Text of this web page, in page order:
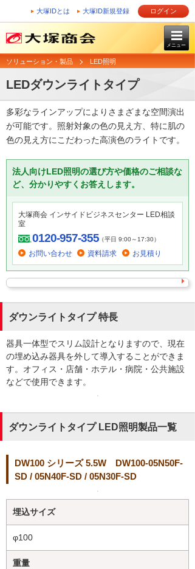
大塚IDとは 大塚ID新規登録 ログイン
メニュー
ソリューション・製品 LED照明
LEDダウンライトタイプ
多彩なラインアップによりさまざまな空間演出
が可能です。照射対象の色の見え方、特に肌の
色の見え方にこだわった高演色のライトです。
法人向けLED照明の選び方や価格のご相談な
ど、分かりやすくお答えします。
大塚商会 インサイドビジネスセンター LED相談
室
0120-957-355（平日 9:00～17:30）
お問い合わせ 資料請求 お見積り
ダウンライトタイプ 特長
器具一体型でスリム設計となりますので、現在
の埋め込み器具を外して導入することができま
す。オフィス・店舗・ホテル・病院・公共施設
などで使用できます。
ダウンライトタイプ LED照明製品一覧
DW100 シリーズ 5.5W DW100-05N50F-
SD / 05N40F-SD / 05N30F-SD
埋込サイズ
φ100
重量